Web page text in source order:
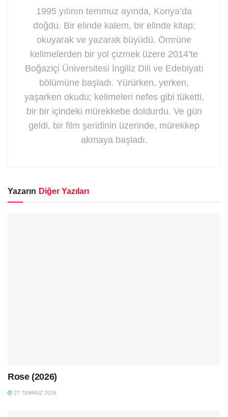
1995 yılının temmuz ayında, Konya’da
doğdu. Bir elinde kalem, bir elinde kitap;
okuyarak ve yazarak büyüdü. Ömrüne
kelimelerden bir yol çizmek üzere 2014’te
Boğaziçi Üniversitesi İngiliz Dili ve Edebiyatı
bölümüne başladı. Yürürken, yerken,
yaşarken okudu; kelimeleri nefes gibi tüketti,
bir bir içindeki mürekkebe doldurdu. Ve gün
geldi, bir film şeridinin üzerinde, mürekkep
akmaya başladı.
Yazarın Diğer Yazıları
Rose (2026)
27 TEMMUZ 2026